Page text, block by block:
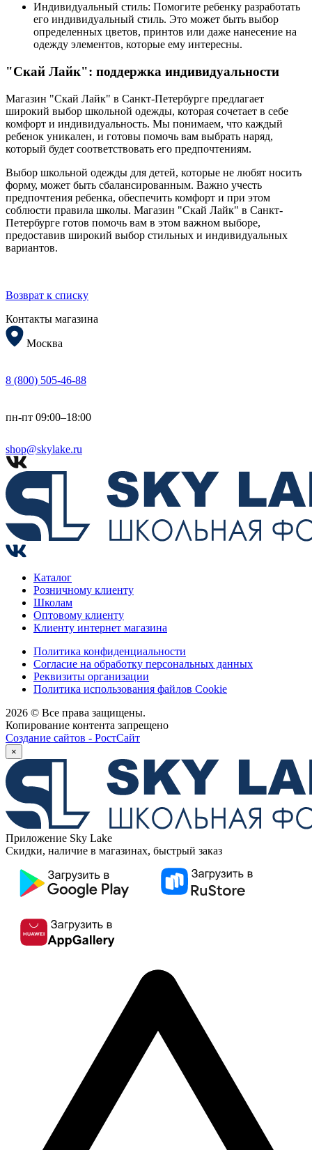
Индивидуальный стиль: Помогите ребенку разработать
его индивидуальный стиль. Это может быть выбор
определенных цветов, принтов или даже нанесение на
одежду элементов, которые ему интересны.
"Скай Лайк": поддержка индивидуальности
Магазин "Скай Лайк" в Санкт-Петербурге предлагает
широкий выбор школьной одежды, которая сочетает в себе
комфорт и индивидуальность. Мы понимаем, что каждый
ребенок уникален, и готовы помочь вам выбрать наряд,
который будет соответствовать его предпочтениям.
Выбор школьной одежды для детей, которые не любят носить
форму, может быть сбалансированным. Важно учесть
предпочтения ребенка, обеспечить комфорт и при этом
соблюсти правила школы. Магазин "Скай Лайк" в Санкт-
Петербурге готов помочь вам в этом важном выборе,
предоставив широкий выбор стильных и индивидуальных
вариантов.
Возврат к списку
Контакты магазина
Москва
8 (800) 505-46-88
пн-пт 09:00–18:00
shop@skylake.ru
Каталог
Розничному клиенту
Школам
Оптовому клиенту
Клиенту интернет магазина
Политика конфиденциальности
Согласие на обработку персональных данных
Реквизиты организации
Политика использования файлов Cookie
2026 © Все права защищены.
Копирование контента запрещено
Создание сайтов - РостСайт
×
Приложение Sky Lake
Скидки, наличие в магазинах, быстрый заказ